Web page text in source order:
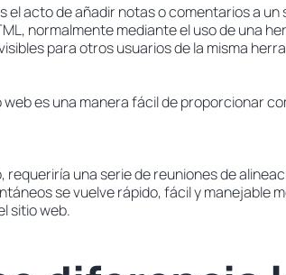
el acto de añadir notas o comentarios a
normalmente mediante el uso de una
para otros usuarios de la misma
web es una manera fácil de proporcionar
requeriría una serie de reuniones de
se vuelve rápido, fácil y manejable
sitio web.